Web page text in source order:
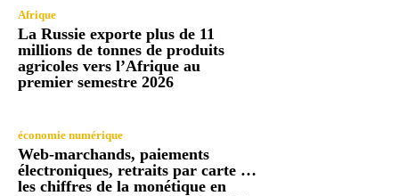
Afrique
La Russie exporte plus de 11
millions de tonnes de produits
agricoles vers l’Afrique au
premier semestre 2026
économie numérique
Web-marchands, paiements
électroniques, retraits par carte …
les chiffres de la monétique en